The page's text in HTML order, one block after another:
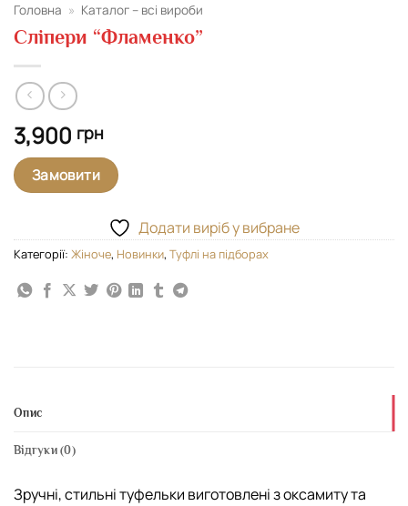
Головна » Каталог – всі вироби
Сліпери “Фламенко”
3,900 грн
Замовити
Додати виріб у вибране
Категорії: Жіноче, Новинки, Туфлі на підборах
Опис
Відгуки (0)
Зручні, стильні туфельки виготовлені з оксамиту та